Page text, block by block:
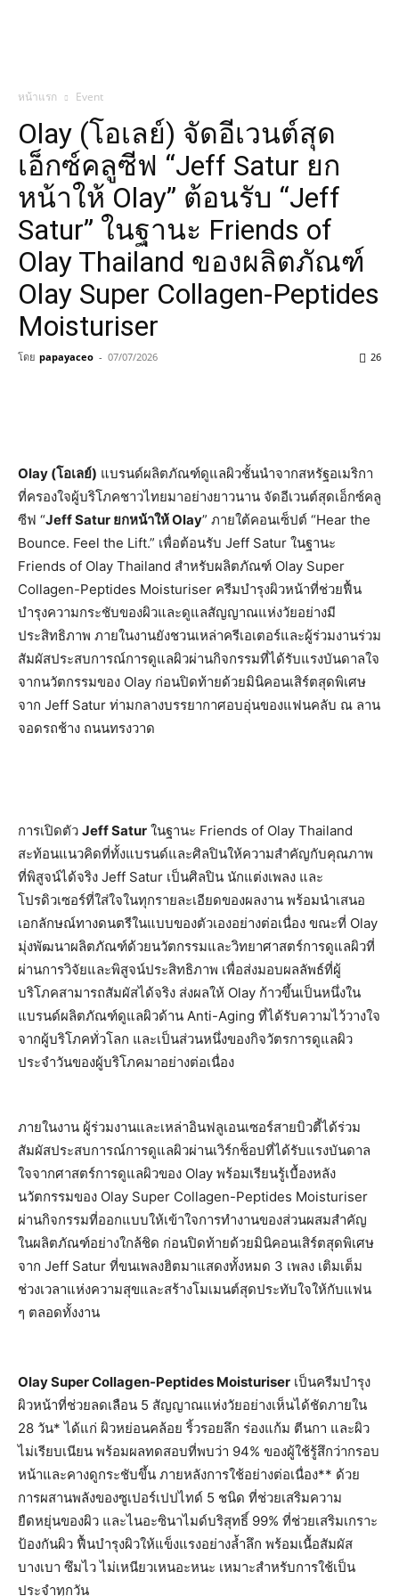
หน้าแรก Event
Olay (โอเลย์) จัดอีเวนต์สุด
เอ็กซ์คลูซีฟ “Jeff Satur ยก
หน้าให้ Olay” ต้อนรับ “Jeff
Satur” ในฐานะ Friends of
Olay Thailand ของผลิตภัณฑ์
Olay Super Collagen-Peptides
Moisturiser
โดย papayaceo - 07/07/2026 26
Olay (โอเลย์) แบรนด์ผลิตภัณฑ์ดูแลผิวชั้นนำจากสหรัฐอเมริกา
ที่ครองใจผู้บริโภคชาวไทยมาอย่างยาวนาน จัดอีเวนต์สุดเอ็กซ์คลู
ซีฟ “Jeff Satur ยกหน้าให้ Olay” ภายใต้คอนเซ็ปต์ “Hear the
Bounce. Feel the Lift.” เพื่อต้อนรับ Jeff Satur ในฐานะ
Friends of Olay Thailand สำหรับผลิตภัณฑ์ Olay Super
Collagen-Peptides Moisturiser ครีมบำรุงผิวหน้าที่ช่วยฟื้น
บำรุงความกระชับของผิวและดูแลสัญญาณแห่งวัยอย่างมี
ประสิทธิภาพ ภายในงานยังชวนเหล่าครีเอเตอร์และผู้ร่วมงานร่วม
สัมผัสประสบการณ์การดูแลผิวผ่านกิจกรรมที่ได้รับแรงบันดาลใจ
จากนวัตกรรมของ Olay ก่อนปิดท้ายด้วยมินิคอนเสิร์ตสุดพิเศษ
จาก Jeff Satur ท่ามกลางบรรยากาศอบอุ่นของแฟนคลับ ณ ลาน
จอดรถช้าง ถนนทรงวาด
การเปิดตัว Jeff Satur ในฐานะ Friends of Olay Thailand
สะท้อนแนวคิดที่ทั้งแบรนด์และศิลปินให้ความสำคัญกับคุณภาพ
ที่พิสูจน์ได้จริง Jeff Satur เป็นศิลปิน นักแต่งเพลง และ
โปรดิวเซอร์ที่ใส่ใจในทุกรายละเอียดของผลงาน พร้อมนำเสนอ
เอกลักษณ์ทางดนตรีในแบบของตัวเองอย่างต่อเนื่อง ขณะที่ Olay
มุ่งพัฒนาผลิตภัณฑ์ด้วยนวัตกรรมและวิทยาศาสตร์การดูแลผิวที่
ผ่านการวิจัยและพิสูจน์ประสิทธิภาพ เพื่อส่งมอบผลลัพธ์ที่ผู้
บริโภคสามารถสัมผัสได้จริง ส่งผลให้ Olay ก้าวขึ้นเป็นหนึ่งใน
แบรนด์ผลิตภัณฑ์ดูแลผิวด้าน Anti-Aging ที่ได้รับความไว้วางใจ
จากผู้บริโภคทั่วโลก และเป็นส่วนหนึ่งของกิจวัตรการดูแลผิว
ประจำวันของผู้บริโภคมาอย่างต่อเนื่อง
ภายในงาน ผู้ร่วมงานและเหล่าอินฟลูเอนเซอร์สายบิวตี้ได้ร่วม
สัมผัสประสบการณ์การดูแลผิวผ่านเวิร์กช็อปที่ได้รับแรงบันดาล
ใจจากศาสตร์การดูแลผิวของ Olay พร้อมเรียนรู้เบื้องหลัง
นวัตกรรมของ Olay Super Collagen-Peptides Moisturiser
ผ่านกิจกรรมที่ออกแบบให้เข้าใจการทำงานของส่วนผสมสำคัญ
ในผลิตภัณฑ์อย่างใกล้ชิด ก่อนปิดท้ายด้วยมินิคอนเสิร์ตสุดพิเศษ
จาก Jeff Satur ที่ขนเพลงฮิตมาแสดงทั้งหมด 3 เพลง เติมเต็ม
ช่วงเวลาแห่งความสุขและสร้างโมเมนต์สุดประทับใจให้กับแฟน
ๆ ตลอดทั้งงาน
Olay Super Collagen-Peptides Moisturiser เป็นครีมบำรุง
ผิวหน้าที่ช่วยลดเลือน 5 สัญญาณแห่งวัยอย่างเห็นได้ชัดภายใน
28 วัน* ได้แก่ ผิวหย่อนคล้อย ริ้วรอยลึก ร่องแก้ม ตีนกา และผิว
ไม่เรียบเนียน พร้อมผลทดสอบที่พบว่า 94% ของผู้ใช้รู้สึกว่ากรอบ
หน้าและคางดูกระชับขึ้น ภายหลังการใช้อย่างต่อเนื่อง** ด้วย
การผสานพลังของซูเปอร์เปปไทด์ 5 ชนิด ที่ช่วยเสริมความ
ยืดหยุ่นของผิว และไนอะซินาไมด์บริสุทธิ์ 99% ที่ช่วยเสริมเกราะ
ป้องกันผิว ฟื้นบำรุงผิวให้แข็งแรงอย่างล้ำลึก พร้อมเนื้อสัมผัส
บางเบา ซึมไว ไม่เหนียวเหนอะหนะ เหมาะสำหรับการใช้เป็น
ประจำทุกวัน